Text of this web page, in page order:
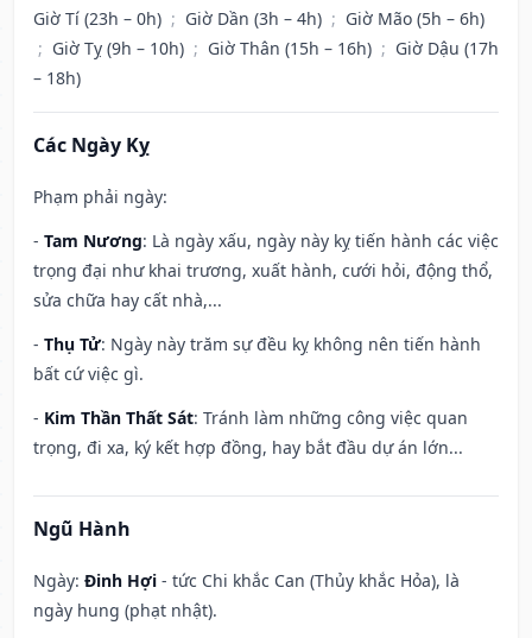
Giờ Tí (23h – 0h) ; Giờ Dần (3h – 4h) ; Giờ Mão (5h – 6h)
; Giờ Tỵ (9h – 10h) ; Giờ Thân (15h – 16h) ; Giờ Dậu (17h
– 18h)
Các Ngày Kỵ
Phạm phải ngày:
- Tam Nương: Là ngày xấu, ngày này kỵ tiến hành các việc
trọng đại như khai trương, xuất hành, cưới hỏi, động thổ,
sửa chữa hay cất nhà,...
- Thụ Tử: Ngày này trăm sự đều kỵ không nên tiến hành
bất cứ việc gì.
- Kim Thần Thất Sát: Tránh làm những công việc quan
trọng, đi xa, ký kết hợp đồng, hay bắt đầu dự án lớn...
Ngũ Hành
Ngày: Đinh Hợi - tức Chi khắc Can (Thủy khắc Hỏa), là
ngày hung (phạt nhật).